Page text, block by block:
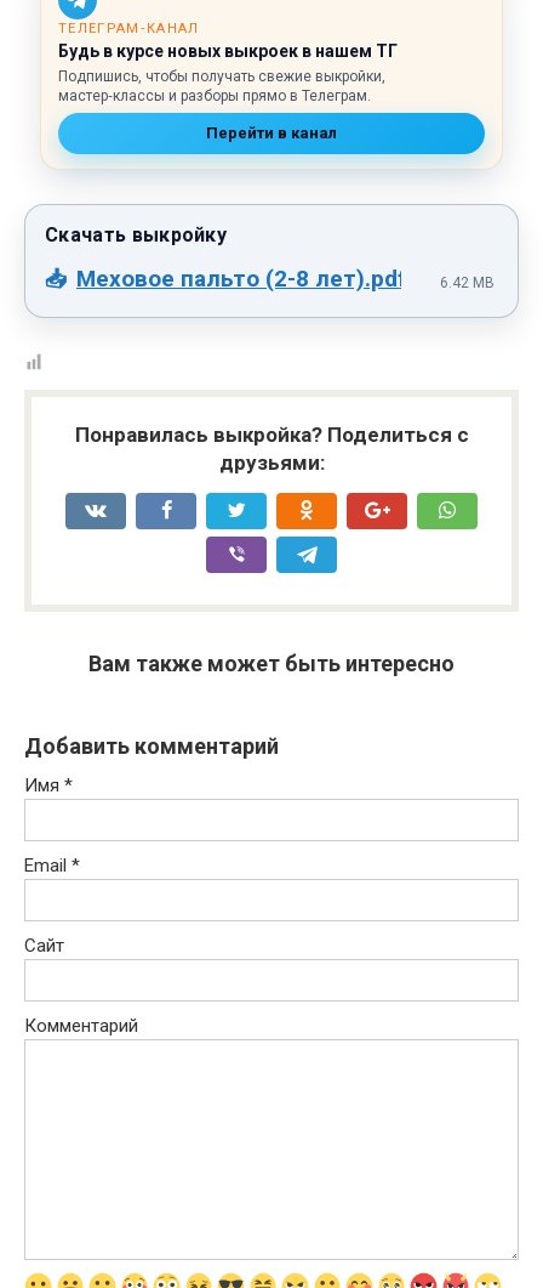
ТЕЛЕГРАМ‑КАНАЛ
Будь в курсе новых выкроек в нашем ТГ
Подпишись, чтобы получать свежие выкройки,
мастер‑классы и разборы прямо в Телеграм.
Перейти в канал
Меховое пальто (2-8 лет).pdf 6.42 MB
Понравилась выкройка? Поделиться с
друзьями:
Вам также может быть интересно
Добавить комментарий
Имя *
Email *
Сайт
Комментарий